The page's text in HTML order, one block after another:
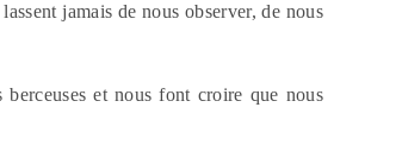
jamais de nous observer, de nous
berceuses et nous font croire que nous